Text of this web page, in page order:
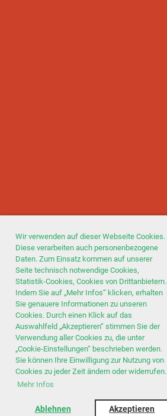
Wir verwenden auf dieser Webseite Cookies.
Diese verarbeiten auch personenbezogene
Daten. Zum Einsatz kommen auf unserer
Seite technisch notwendige Cookies,
Statistik-Cookies, Cookies von Drittanbietern.
Indem Sie auf „Mehr Infos“ klicken, erhalten
Sie genauere Informationen zu unseren
Cookies. Durch einen Klick auf das
Auswahlfeld „Akzeptieren“ stimmen Sie der
Verwendung aller Cookies zu, die unter
„Cookie-Einstellungen“ beschrieben werden.
Sie können Ihre Einwilligung zur Nutzung von
Cookies zu jeder Zeit ändern oder widerrufen.
Mehr Infos
Ablehnen Akzeptieren